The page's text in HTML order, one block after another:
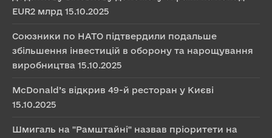
EUR2 млрд 15.10.2025
Союзники по НАТО підтвердили подальше
збільшення інвестицій в оборону та нарощування
виробництва 15.10.2025
McDonald’s відкрив 49-й ресторан у Києві
15.10.2025
Шмигаль на "Рамштайні" назвав пріоритети на